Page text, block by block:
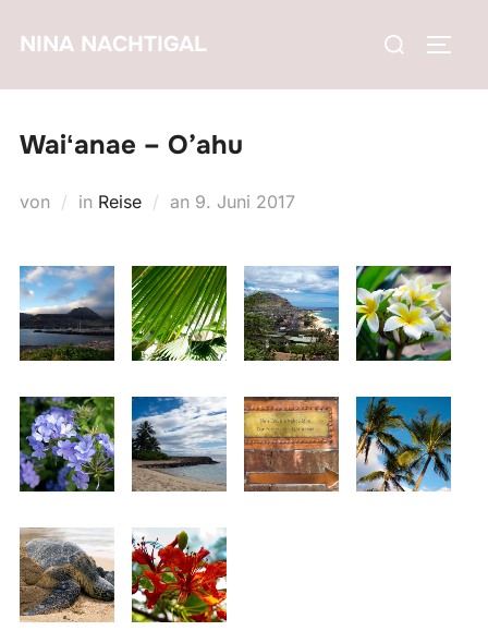
InhaltNINA NACHTIGAL
Suchen
Waiʻanae – O’ahu
von in Reise an Veröffentlicht
9. Juni 2017